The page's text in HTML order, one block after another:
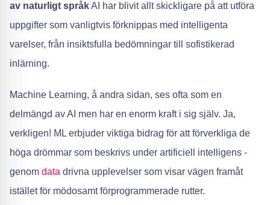
av naturligt språkAI har blivit allt skickligare på att utföra
uppgifter som vanligtvis förknippas med intelligenta
varelser, från insiktsfulla bedömningar till sofistikerad
inlärning.
Machine Learning, å andra sidan, ses ofta som en
delmängd av AI men har en enorm kraft i sig själv. Ja,
verkligen! ML erbjuder viktiga bidrag för att förverkliga de
höga drömmar som beskrivs under artificiell intelligens -
genom data drivna upplevelser som visar vägen framåt
istället för mödosamt förprogrammerade rutter.